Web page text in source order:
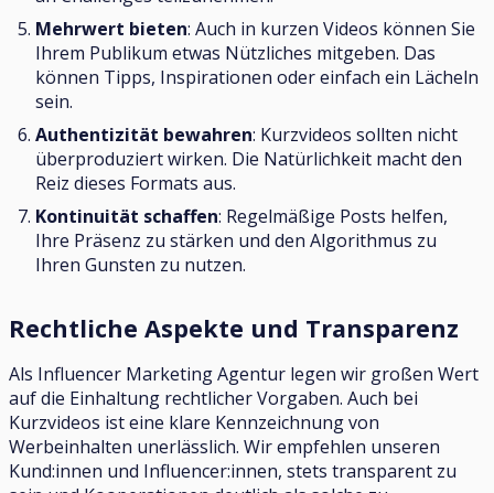
Mehrwert bieten: Auch in kurzen Videos können Sie
Ihrem Publikum etwas Nützliches mitgeben. Das
können Tipps, Inspirationen oder einfach ein Lächeln
sein.
Authentizität bewahren: Kurzvideos sollten nicht
überproduziert wirken. Die Natürlichkeit macht den
Reiz dieses Formats aus.
Kontinuität schaffen: Regelmäßige Posts helfen,
Ihre Präsenz zu stärken und den Algorithmus zu
Ihren Gunsten zu nutzen.
Rechtliche Aspekte und Transparenz
Als Influencer Marketing Agentur legen wir großen Wert
auf die Einhaltung rechtlicher Vorgaben. Auch bei
Kurzvideos ist eine klare Kennzeichnung von
Werbeinhalten unerlässlich. Wir empfehlen unseren
Kund:innen und Influencer:innen, stets transparent zu